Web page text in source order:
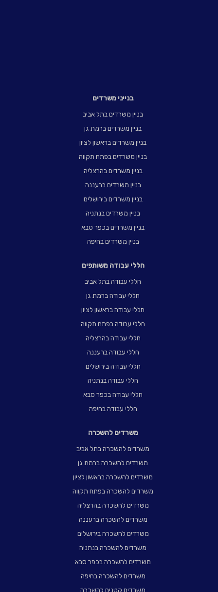
בנייני משרדים
בניין משרדים בתל אביב
בניין משרדים ברמת גן
בניין משרדים בראשון לציון
בניין משרדים בפתח תקווה
בניין משרדים בהרצליה
בניין משרדים ברעננה
בניין משרדים בירושלים
בניין משרדים בנתניה
בניין משרדים בכפר סבא
בניין משרדים בחיפה
חללי עבודה משותפים
חללי עבודה בתל אביב
חללי עבודה ברמת גן
חללי עבודה בראשון לציון
חללי עבודה בפתח תקווה
חללי עבודה בהרצליה
חללי עבודה ברעננה
חללי עבודה בירושלים
חללי עבודה בנתניה
חללי עבודה בכפר סבא
חללי עבודה בחיפה
משרדים להשכרה
משרדים להשכרה בתל אביב
משרדים להשכרה ברמת גן
משרדים להשכרה בראשון לציון
משרדים להשכרה בפתח תקווה
משרדים להשכרה בהרצליה
משרדים להשכרה ברעננה
משרדים להשכרה בירושלים
משרדים להשכרה בנתניה
משרדים להשכרה בכפר סבא
משרדים להשכרה בחיפה
משרדים קטנים להשכרה